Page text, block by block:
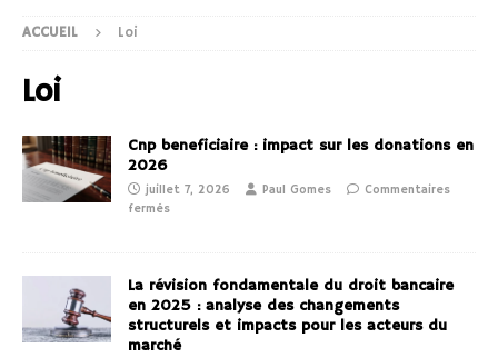
ACCUEIL Loi
Loi
Cnp beneficiaire : impact sur les donations en
2026
juillet 7, 2026 Paul Gomes
Commentaires
fermés
La révision fondamentale du droit bancaire
en 2025 : analyse des changements
structurels et impacts pour les acteurs du
marché